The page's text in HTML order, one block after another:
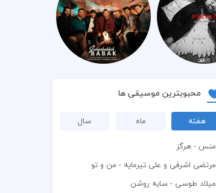
محبوبترین موسیقی ها
هفته ماه
سال
منس - هرگز
مرتضی اشرفی و علی تیرمایه - من و تو
میلاد طوسی - سایه روشن